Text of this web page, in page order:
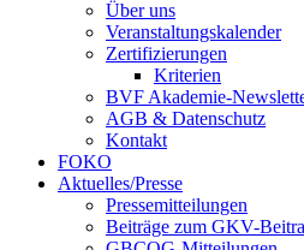
Über uns
Veranstaltungskalender
Zertifizierungen
Kriterien
BVF Akademie-
AGB & Datenschutz
Kontakt
FOKO
Aktuelles/Presse
Pressemitteilungen
Beiträge zum GKV-